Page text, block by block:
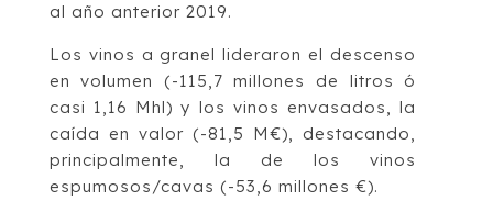
al año anterior 2019.
Los vinos a granel lideraron el descenso
en volumen (-115,7 millones de litros ó
casi 1,16 Mhl) y los vinos envasados, la
caída en valor (-81,5 M€), destacando,
principalmente, la de los vinos
espumosos/cavas (-53,6 millones €).